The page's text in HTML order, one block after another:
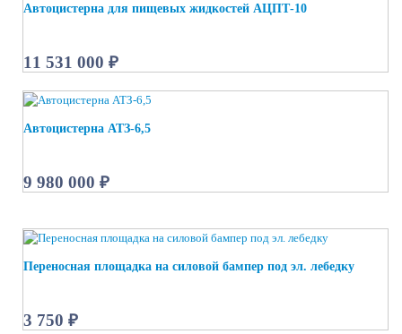
Автоцистерна для пищевых жидкостей АЦПТ-10
11 531 000 ₽
Автоцистерна АТЗ-6,5
9 980 000 ₽
Переносная площадка на силовой бампер под эл. лебедку
3 750 ₽